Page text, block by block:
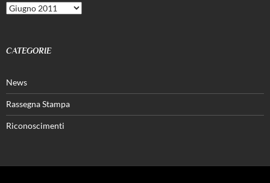
Archivi
CATEGORIE
News
Rassegna Stampa
Riconoscimenti